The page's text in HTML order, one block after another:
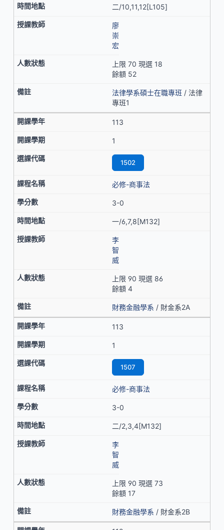
二/10,11,12[L105]
廖
崇
宏
上限 70 現選 18
餘額 52
法律學系碩士在職專班 / 法律
專班1
113
1
1502
必修-商事法
3-0
一/6,7,8[M132]
李
智
威
上限 90 現選 86
餘額 4
財務金融學系 / 財金系2A
113
1
1507
必修-商事法
3-0
二/2,3,4[M132]
李
智
威
上限 90 現選 73
餘額 17
財務金融學系 / 財金系2B